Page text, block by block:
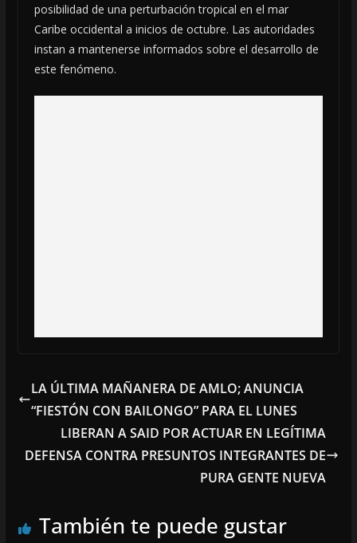
posibilidad de una perturbación tropical en el mar
Caribe occidental a inicios de octubre. Las autoridades
instan a mantenerse informados sobre el desarrollo de
este fenómeno.
LA ÚLTIMA MAÑANERA DE AMLO; ANUNCIA
“FIESTÓN CON BAILONGO” PARA EL LUNES
LIBERAN A SAID POR ACTUAR EN LEGÍTIMA
DEFENSA CONTRA PRESUNTOS INTEGRANTES DE
PURA GENTE NUEVA
También te puede gustar